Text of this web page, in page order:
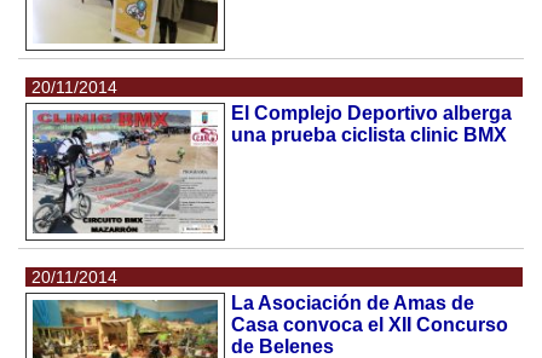
20/11/2014
El Complejo Deportivo alberga
una prueba ciclista clinic BMX
20/11/2014
La Asociación de Amas de
Casa convoca el XII Concurso
de Belenes